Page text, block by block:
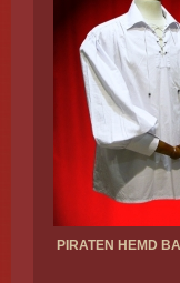
PIRATEN HEMD